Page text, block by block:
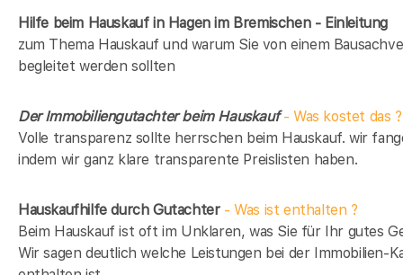
Hilfe beim Hauskauf in Hagen im Bremischen - Einleitung
zum Thema Hauskauf und warum Sie von einem
begleitet werden sollten
Der Immobiliengutachter beim Hauskauf- Was kostet das ?
Volle transparenz sollte herrschen beim Hauskauf. wir
indem wir ganz klare transparente Preislisten haben.
Hauskaufhilfe durch Gutachter- Was ist enthalten ?
Beim Hauskauf ist oft im Unklaren, was Sie für Ihr gutes
Wir sagen deutlich welche Leistungen bei der Immobilien-